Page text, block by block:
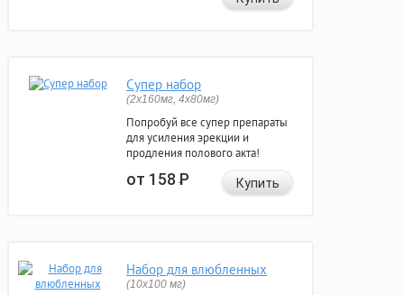
Супер набор
(2х160мг, 4х80мг)
Попробуй все супер препараты
для усиления эрекции и
продления полового акта!
от 158Р Купить
Набор для влюбленных
(10х100 мг)